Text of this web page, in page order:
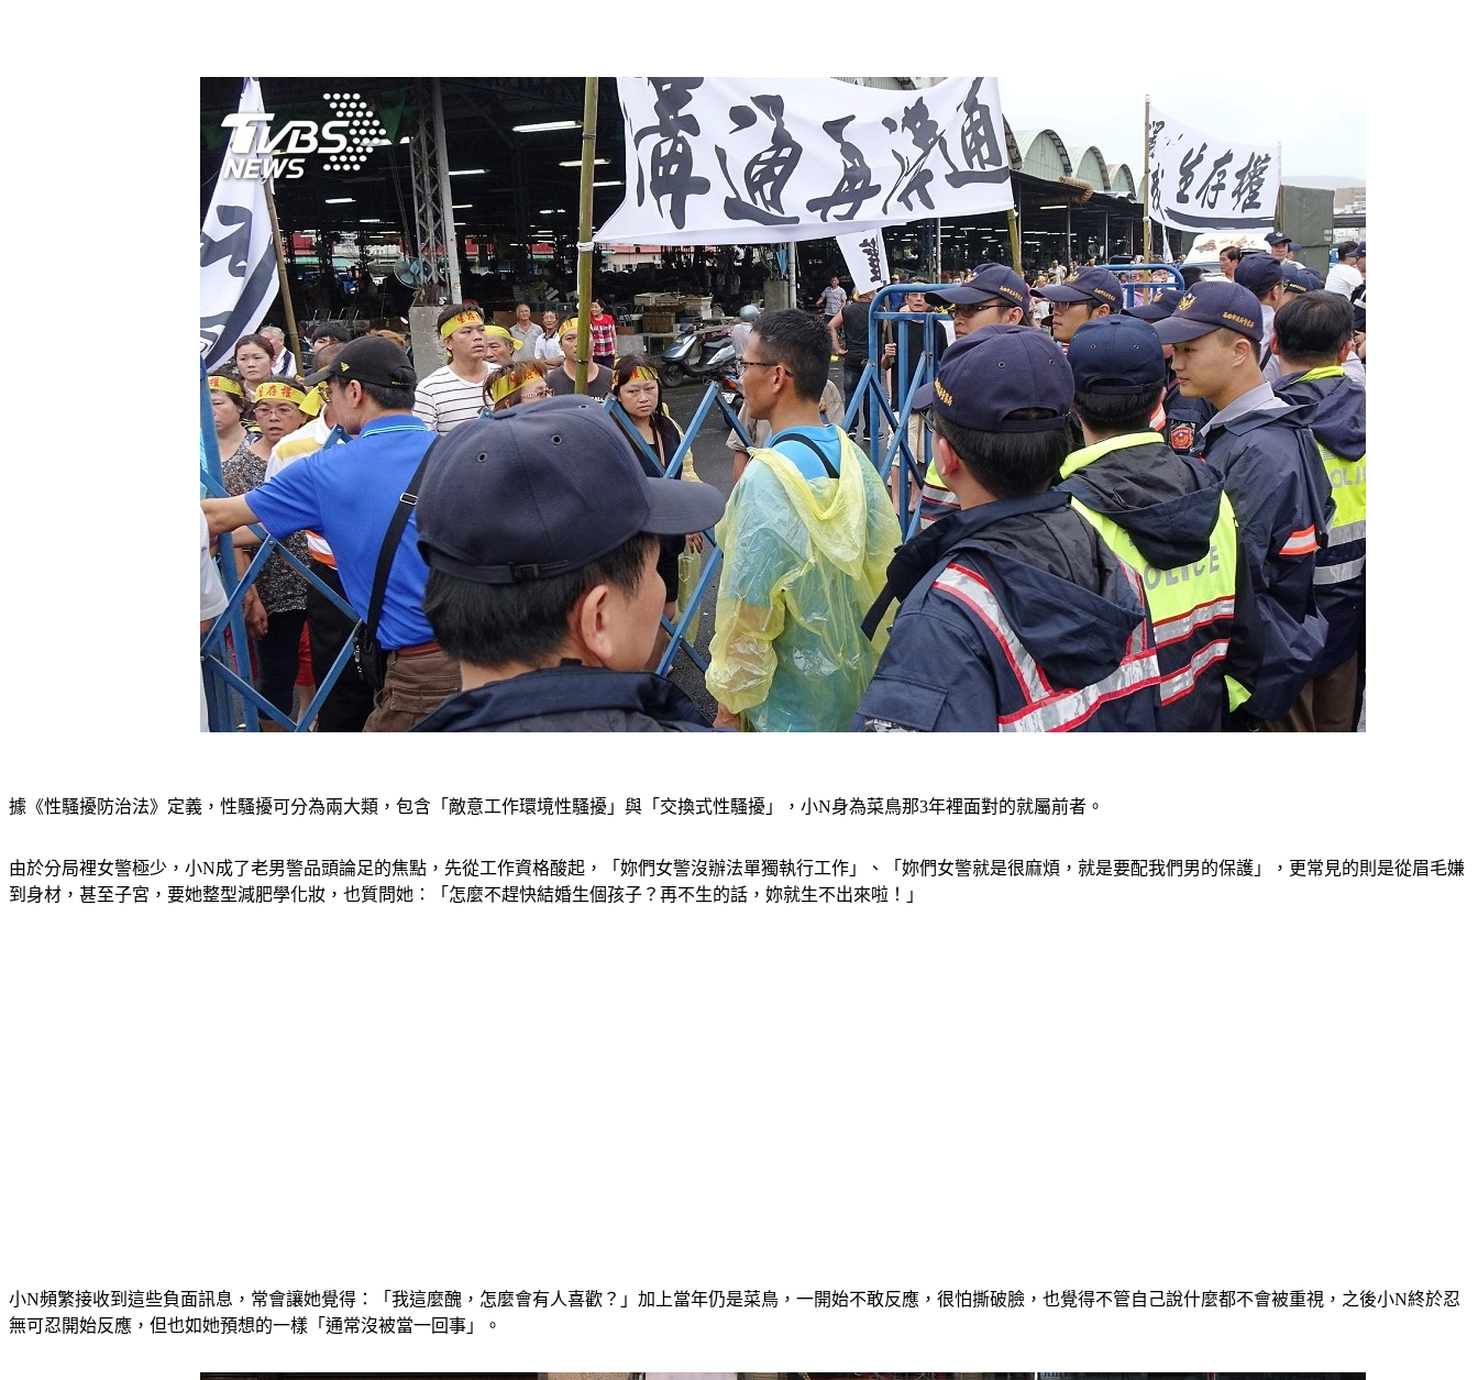
據《性騷擾防治法》定義，性騷擾可分為兩大類，包含「敵意工作環境性騷擾」與「交換式性騷擾」，小N身為菜鳥那3年裡面對的就屬前者。
由於分局裡女警極少，小N成了老男警品頭論足的焦點，先從工作資格酸起，「妳們女警沒辦法單獨執行工作」、「妳們女警就是很麻煩，就是要配我們男的保護」，更常見的則是從眉毛嫌
到身材，甚至子宮，要她整型減肥學化妝，也質問她：「怎麼不趕快結婚生個孩子？再不生的話，妳就生不出來啦！」
小N頻繁接收到這些負面訊息，常會讓她覺得：「我這麼醜，怎麼會有人喜歡？」加上當年仍是菜鳥，一開始不敢反應，很怕撕破臉，也覺得不管自己說什麼都不會被重視，之後小N終於忍
無可忍開始反應，但也如她預想的一樣「通常沒被當一回事」。